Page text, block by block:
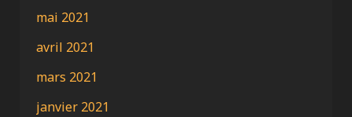
mai 2021
avril 2021
mars 2021
janvier 2021